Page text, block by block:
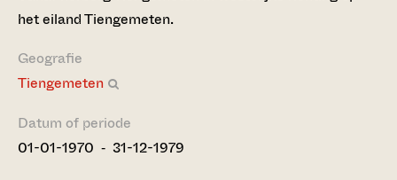
het eiland Tiengemeten.
Geografie
Tiengemeten
Datum of periode
01-01-1970 ‐ 31-12-1979